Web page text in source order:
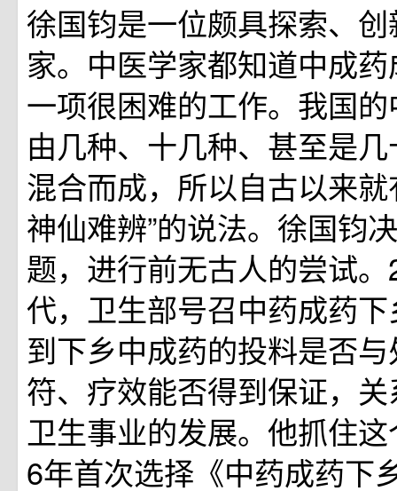
徐国钧是一位颇具探索、
家。中医学家都知道中成
一项很困难的工作。我国
由几种、十几种、甚至是
混合而成，所以自古以来就
神仙难辨”的说法。徐国钧
题，进行前无古人的尝试
代，卫生部号召中药成药
到下乡中成药的投料是否
符、疗效能否得到保证，
卫生事业的发展。他抓住
6年首次选择《中药成药下